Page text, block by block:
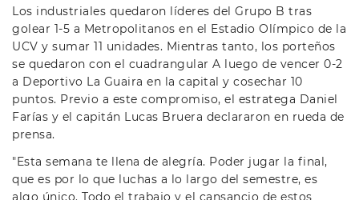
Los industriales quedaron líderes del Grupo B tras
golear 1-5 a Metropolitanos en el Estadio Olímpico de la
UCV y sumar 11 unidades. Mientras tanto, los porteños
se quedaron con el cuadrangular A luego de vencer 0-2
a Deportivo La Guaira en la capital y cosechar 10
puntos. Previo a este compromiso, el estratega Daniel
Farías y el capitán Lucas Bruera declararon en rueda de
prensa.
"Esta semana te llena de alegría. Poder jugar la final,
que es por lo que luchas a lo largo del semestre, es
algo único. Todo el trabajo y el cansancio de estos